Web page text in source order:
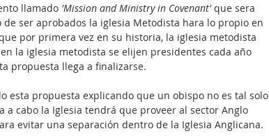
llamado 'Mission and Ministry in Covenant' que sera
ser aprobados la iglesia Metodista hara lo propio en
por primera vez en su historia, la iglesia metodista
la iglesia metodista se elijen presidentes cada año
propuesta llega a finalizarse.
esta propuesta explicando que un obispo no es tal solo
a cabo la Iglesia tendrá que proveer al sector Anglo
evitar una separación dentro de la Iglesia Anglicana.